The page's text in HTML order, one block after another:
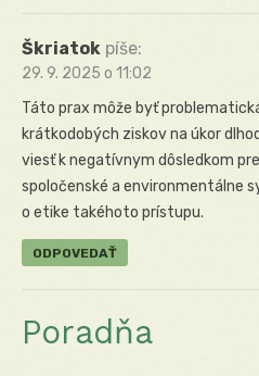
Škriatok píše:
29. 9. 2025 o 11:02
Táto prax môže byť
krátkodobých ziskov na úkor
viesť k negatívnym dôsledkom
spoločenské a environmentálne
o etike takéhoto prístupu.
ODPOVEDAŤ
Poradňa